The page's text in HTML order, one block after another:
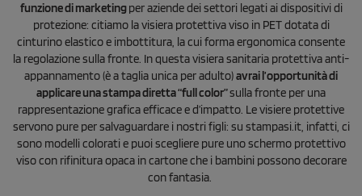
funzione di marketingper aziende dei settori legati ai dispositivi di
protezione: citiamo la visiera protettiva viso in PET dotata di
cinturino elastico e imbottitura, la cui forma ergonomica consente
la regolazione sulla fronte. In questa visiera sanitaria protettiva anti-
appannamento (è a taglia unica per adulto)avrai l’opportunità di
applicare una stampa diretta “full color”sulla fronte per una
rappresentazione grafica efficace e d’impatto. Le visiere protettive
servono pure per salvaguardare i nostri figli: su stampasi.it, infatti, ci
sono modelli colorati e puoi scegliere pure uno schermo protettivo
viso con rifinitura opaca in cartone che i bambini possono decorare
con fantasia.